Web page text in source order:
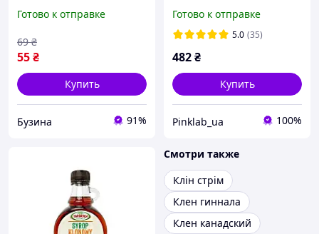
105 buzyna
Готово к отправке
55₴
69 ₴
Купить
Бузина 91%
гликолевой кислотой и
экстрактом кленового
Готово к отправке
5.0 (35)
482₴
Купить
Pinklab_ua 100%
Смотри также
Клін стрім
Клен гиннала
Клен канадский